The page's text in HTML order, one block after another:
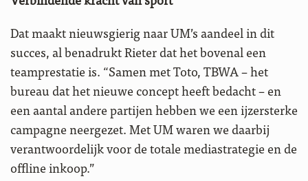
Dat maakt nieuwsgierig naar UM’s aandeel in dit
succes, al benadrukt Rieter dat het bovenal een
teamprestatie is. “Samen met Toto, TBWA – het
bureau dat het nieuwe concept heeft bedacht – en
een aantal andere partijen hebben we een ijzersterke
campagne neergezet. Met UM waren we daarbij
verantwoordelijk voor de totale mediastrategie en de
offline inkoop.”